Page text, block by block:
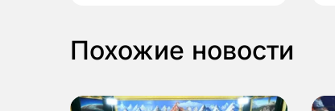
Похожие новости